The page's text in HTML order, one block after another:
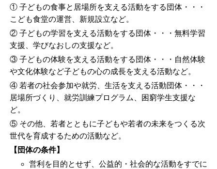
① 子どもの食事と居場所を支える活動をする団体・・・
こども食堂の運営、新規設立など。
② 子どもの学習を支える活動をする団体・・・無料学習
支援、学びなおしの支援など。
③ 子どもの体験を支える活動をする団体・・・自然体験
や文化体験など子どもの心の成長を支える活動など。
④ 若者の社会参加や就労、生活を支える活動団体・・・
居場所づくり、就労訓練プログラム、困窮学生支援な
ど。
⑤ その他、若者とともに子どもや若者の未来をつくる次
世代を育成するための活動など。
【団体の条件】
営利を目的とせず、公益的・社会的な活動をすでに